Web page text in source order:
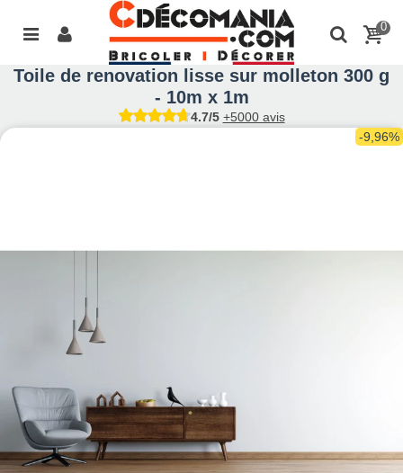
0
Toile de renovation lisse sur molleton 300 g
- 10m x 1m
4.7/5 +5000 avis
-9,96%